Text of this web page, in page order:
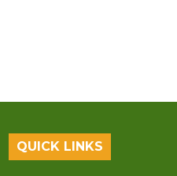
QUICK LINKS